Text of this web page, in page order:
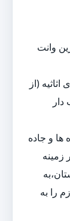
وانت
(از
ها و جاده
زمینه
را به